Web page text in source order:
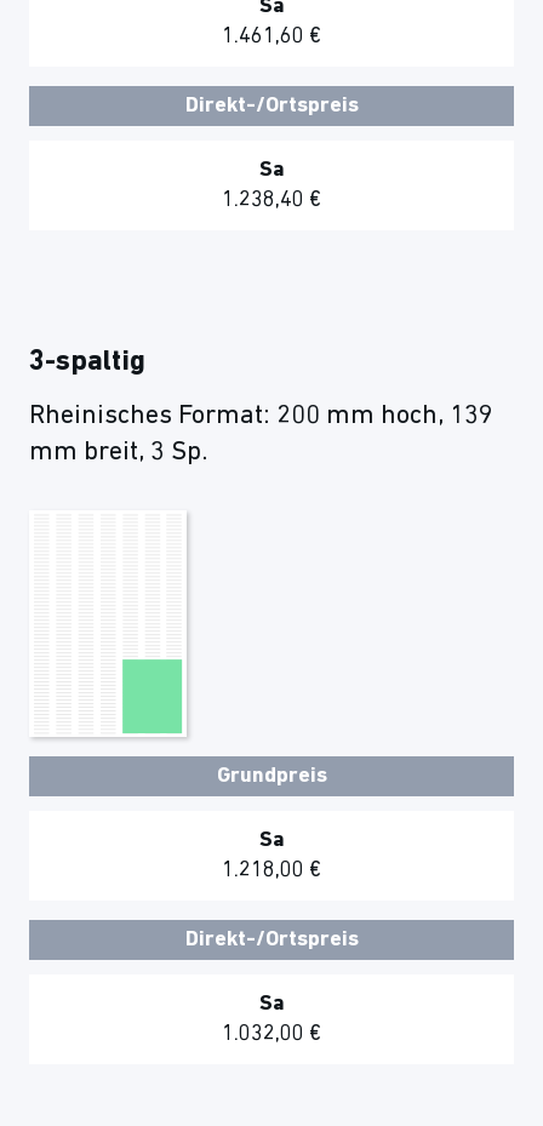
Sa
1.461,60 €
Direkt-/Ortspreis
Sa
1.238,40 €
3-spaltig
Rheinisches Format: 200 mm hoch, 139
mm breit, 3 Sp.
Grundpreis
Sa
1.218,00 €
Direkt-/Ortspreis
Sa
1.032,00 €